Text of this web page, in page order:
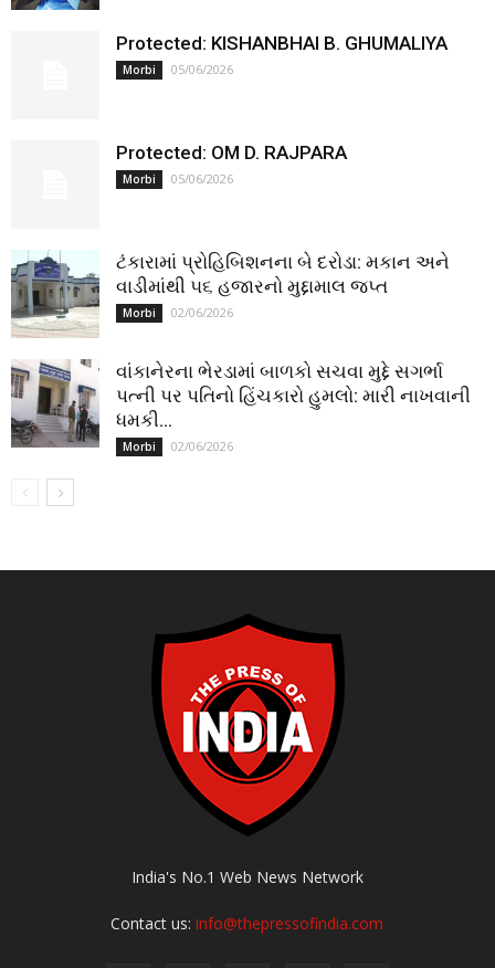
Protected: KISHANBHAI B. GHUMALIYA
Morbi 05/06/2026
Protected: OM D. RAJPARA
Morbi 05/06/2026
ટંકારામાં પ્રોહિબિશનના બે દરોડા: મકાન અને
વાડીમાંથી ૫૬ હજારનો મુદ્દામાલ જપ્ત
Morbi 02/06/2026
વાંકાનેરના ભેરડામાં બાળકો સચવા મુદ્દે સગર્ભા
પત્ની પર પતિનો હિંચકારો હુમલો: મારી નાખવાની
ધમકી...
Morbi 02/06/2026
India's No.1 Web News Network
Contact us:info@thepressofindia.com